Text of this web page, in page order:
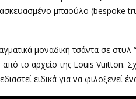
μπαούλο (bespoke
μοναδική τσάντα σε
το αρχείο της Louis Vuitton.
ειδικά για να φιλοξενεί